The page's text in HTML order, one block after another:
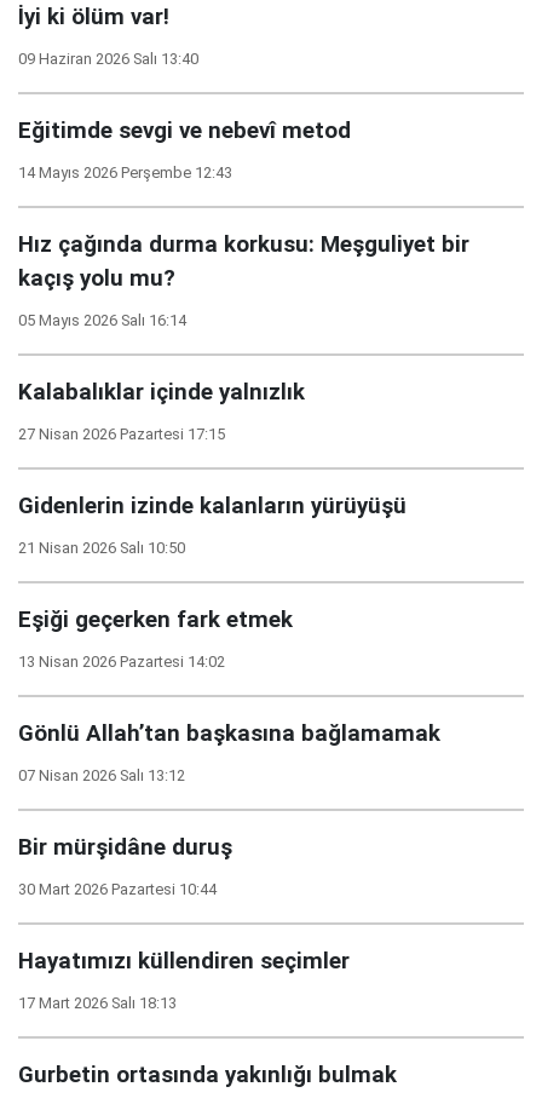
İyi ki ölüm var!
09 Haziran 2026 Salı 13:40
Eğitimde sevgi ve nebevî metod
14 Mayıs 2026 Perşembe 12:43
Hız çağında durma korkusu: Meşguliyet bir
kaçış yolu mu?
05 Mayıs 2026 Salı 16:14
Kalabalıklar içinde yalnızlık
27 Nisan 2026 Pazartesi 17:15
Gidenlerin izinde kalanların yürüyüşü
21 Nisan 2026 Salı 10:50
Eşiği geçerken fark etmek
13 Nisan 2026 Pazartesi 14:02
Gönlü Allah’tan başkasına bağlamamak
07 Nisan 2026 Salı 13:12
Bir mürşidâne duruş
30 Mart 2026 Pazartesi 10:44
Hayatımızı küllendiren seçimler
17 Mart 2026 Salı 18:13
Gurbetin ortasında yakınlığı bulmak